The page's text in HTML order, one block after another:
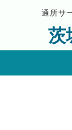
通所サ
茨